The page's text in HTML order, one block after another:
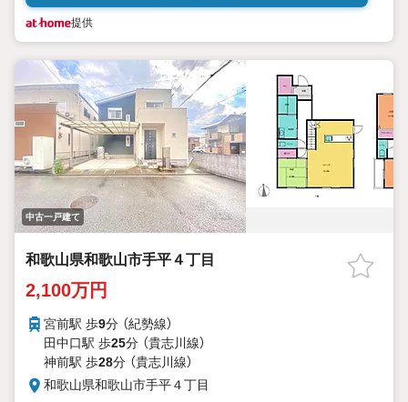
提供
中古一戸建て
和歌山県和歌山市手平４丁目
2,100万円
宮前駅 歩9分 （紀勢線）
田中口駅 歩25分 （貴志川線）
神前駅 歩28分 （貴志川線）
和歌山県和歌山市手平４丁目